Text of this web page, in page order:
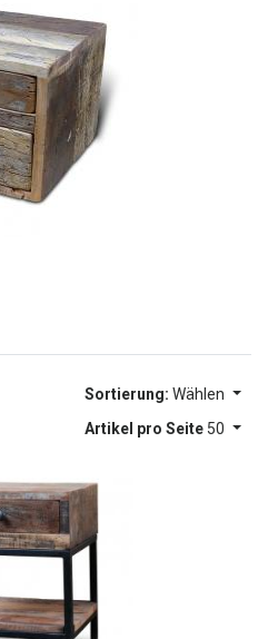
Sortierung: Wählen
Artikel pro Seite 50